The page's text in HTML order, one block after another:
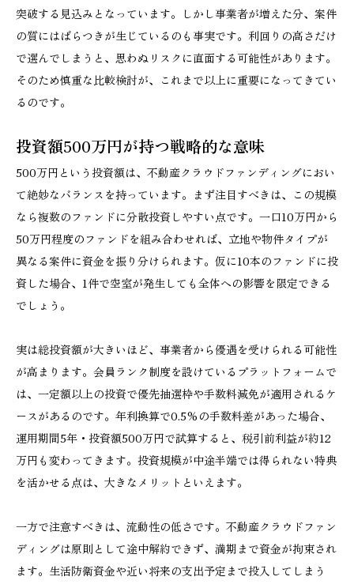
突破する見込みとなっています。しかし事業者が増えた分、案件
の質にはばらつきが生じているのも事実です。利回りの高さだけ
で選んでしまうと、思わぬリスクに直面する可能性があります。
そのため慎重な比較検討が、これまで以上に重要になってきてい
るのです。
投資額500万円が持つ戦略的な意味
500万円という投資額は、不動産クラウドファンディングにおい
て絶妙なバランスを持っています。まず注目すべきは、この規模
なら複数のファンドに分散投資しやすい点です。一口10万円から
50万円程度のファンドを組み合わせれば、立地や物件タイプが
異なる案件に資金を振り分けられます。仮に10本のファンドに投
資した場合、1件で空室が発生しても全体への影響を限定できる
でしょう。
実は総投資額が大きいほど、事業者から優遇を受けられる可能性
が高まります。会員ランク制度を設けているプラットフォームで
は、一定額以上の投資で優先抽選枠や手数料減免が適用されるケ
ースがあるのです。年利換算で0.5%の手数料差があった場合、
運用期間5年・投資額500万円で試算すると、税引前利益が約12
万円も変わってきます。投資規模が中途半端では得られない特典
を活かせる点は、大きなメリットといえます。
一方で注意すべきは、流動性の低さです。不動産クラウドファン
ディングは原則として途中解約できず、満期まで資金が拘束され
ます。生活防衛資金や近い将来の支出予定まで投入してしまう